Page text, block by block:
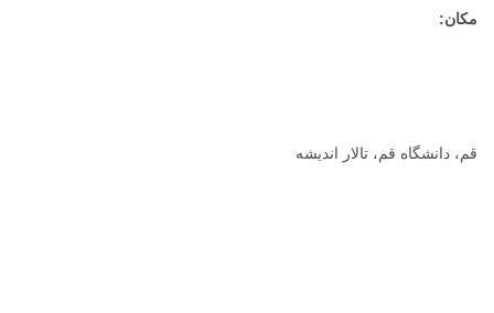
مکان:
قم، دانشگاه قم، تالار اندیشه